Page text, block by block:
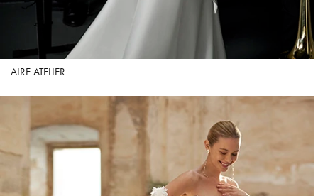
AIRE ATELIER